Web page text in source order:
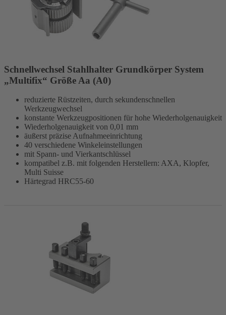
Schnellwechsel Stahlhalter Grundkörper System
„Multifix“ Größe Aa (A0)
reduzierte Rüstzeiten, durch sekundenschnellen
Werkzeugwechsel
konstante Werkzeugpositionen für hohe Wiederholgenauigkeit
Wiederholgenauigkeit von 0,01 mm
äußerst präzise Aufnahmeeinrichtung
40 verschiedene Winkeleinstellungen
mit Spann- und Vierkantschlüssel
kompatibel z.B. mit folgenden Herstellern: AXA, Klopfer,
Multi Suisse
Härtegrad HRC55-60